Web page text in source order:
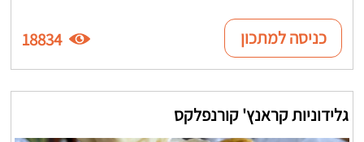
כניסה למתכון 18834
גלידוניות קראנץ' קורנפלקס